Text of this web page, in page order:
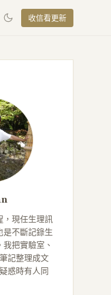
收信看更新
，現任生理訊
是不斷記錄生
把實驗室、
記整理成文
惑時有人同